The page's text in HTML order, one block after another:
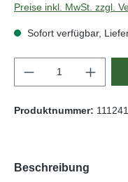
Preise inkl. MwSt. zzgl.
Sofort verfügbar,
Produkt
Produktnummer:
Beschreibung